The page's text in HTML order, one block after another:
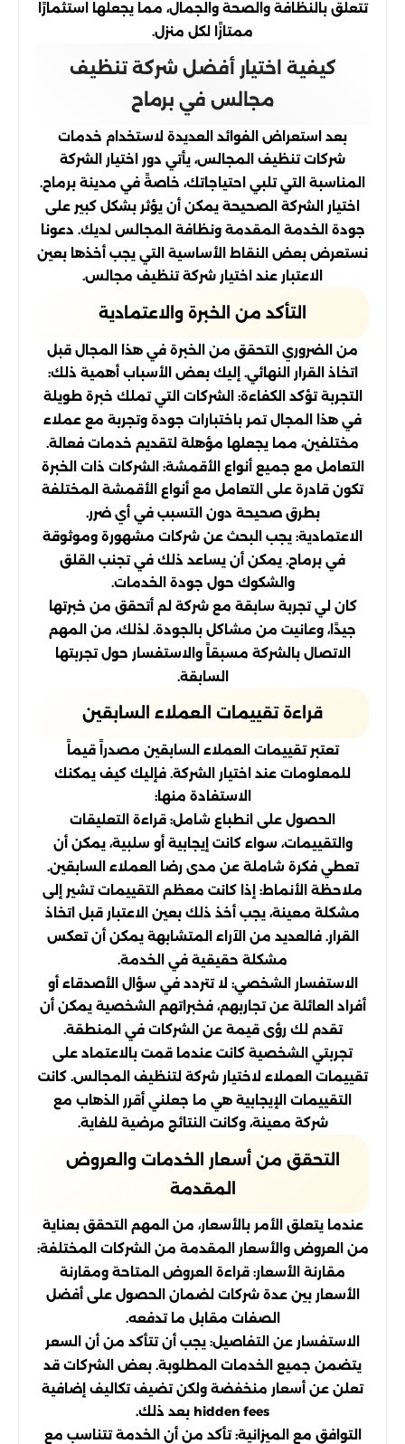
تتعلق بالنظافة والصحة والجمال، مما يجعلها استثمارًا
ممتازًا لكل منزل.
كيفية اختيار أفضل شركة تنظيف
مجالس في برماح
بعد استعراض الفوائد العديدة لاستخدام خدمات
شركات تنظيف المجالس، يأتي دور اختيار الشركة
المناسبة التي تلبي احتياجاتك، خاصةً في مدينة برماح.
اختيار الشركة الصحيحة يمكن أن يؤثر بشكل كبير على
جودة الخدمة المقدمة ونظافة المجالس لديك. دعونا
نستعرض بعض النقاط الأساسية التي يجب أخذها بعين
الاعتبار عند اختيار شركة تنظيف مجالس.
التأكد من الخبرة والاعتمادية
من الضروري التحقق من الخبرة في هذا المجال قبل
اتخاذ القرار النهائي. إليك بعض الأسباب أهمية ذلك:
التجربة تؤكد الكفاءة: الشركات التي تملك خبرة طويلة
في هذا المجال تمر باختبارات جودة وتجربة مع عملاء
مختلفين، مما يجعلها مؤهلة لتقديم خدمات فعالة.
التعامل مع جميع أنواع الأقمشة: الشركات ذات الخبرة
تكون قادرة على التعامل مع أنواع الأقمشة المختلفة
بطرق صحيحة دون التسبب في أي ضرر.
الاعتمادية: يجب البحث عن شركات مشهورة وموثوقة
في برماح. يمكن أن يساعد ذلك في تجنب القلق
والشكوك حول جودة الخدمات.
كان لي تجربة سابقة مع شركة لم أتحقق من خبرتها
جيدًا، وعانيت من مشاكل بالجودة. لذلك، من المهم
الاتصال بالشركة مسبقاً والاستفسار حول تجربتها
السابقة.
قراءة تقييمات العملاء السابقين
تعتبر تقييمات العملاء السابقين مصدراً قيماً
للمعلومات عند اختيار الشركة. فإليك كيف يمكنك
الاستفادة منها:
الحصول على انطباع شامل: قراءة التعليقات
والتقييمات، سواء كانت إيجابية أو سلبية، يمكن أن
تعطي فكرة شاملة عن مدى رضا العملاء السابقين.
ملاحظة الأنماط: إذا كانت معظم التقييمات تشير إلى
مشكلة معينة، يجب أخذ ذلك بعين الاعتبار قبل اتخاذ
القرار. فالعديد من الآراء المتشابهة يمكن أن تعكس
مشكلة حقيقية في الخدمة.
الاستفسار الشخصي: لا تتردد في سؤال الأصدقاء أو
أفراد العائلة عن تجاربهم، فخبراتهم الشخصية يمكن أن
تقدم لك رؤى قيمة عن الشركات في المنطقة.
تجربتي الشخصية كانت عندما قمت بالاعتماد على
تقييمات العملاء لاختيار شركة لتنظيف المجالس. كانت
التقييمات الإيجابية هي ما جعلني أقرر الذهاب مع
شركة معينة، وكانت النتائج مرضية للغاية.
التحقق من أسعار الخدمات والعروض
المقدمة
عندما يتعلق الأمر بالأسعار، من المهم التحقق بعناية
من العروض والأسعار المقدمة من الشركات المختلفة:
مقارنة الأسعار: قراءة العروض المتاحة ومقارنة
الأسعار بين عدة شركات لضمان الحصول على أفضل
الصفات مقابل ما تدفعه.
الاستفسار عن التفاصيل: يجب أن تتأكد من أن السعر
يتضمن جميع الخدمات المطلوبة. بعض الشركات قد
تعلن عن أسعار منخفضة ولكن تضيف تكاليف إضافية
hidden fees بعد ذلك.
التوافق مع الميزانية: تأكد من أن الخدمة تتناسب مع